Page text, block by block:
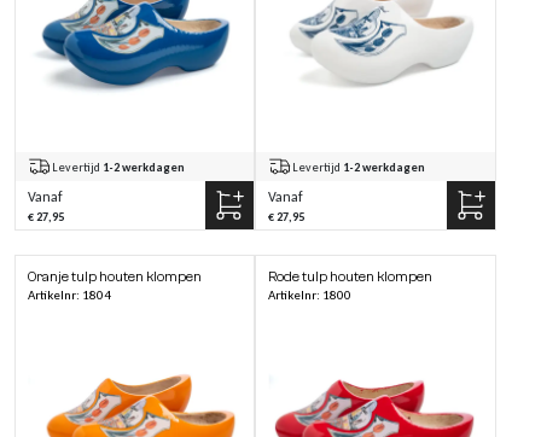
Levertijd 1-2 werkdagen
Vanaf
€ 27,95
Levertijd 1-2 werkdagen
Vanaf
€ 27,95
Oranje tulp houten klompen
Artikelnr: 1804
Rode tulp houten klompen
Artikelnr: 1800